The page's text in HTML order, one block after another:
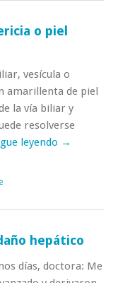
o piel
vesícula o
amarillenta de piel
la vía biliar y
resolverse
leyendo →
hepático
días, doctora: Me